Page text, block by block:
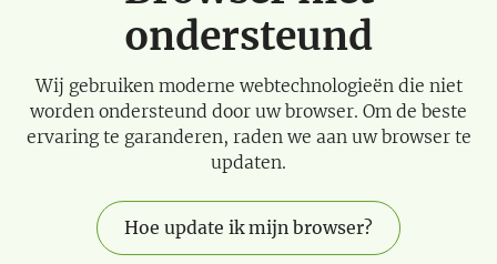
ondersteund
Wij gebruiken moderne webtechnologieën die niet
worden ondersteund door uw browser. Om de beste
ervaring te garanderen, raden we aan uw browser te
updaten.
Hoe update ik mijn browser?